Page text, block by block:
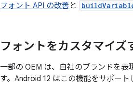
フォント API の改善 と
フォントをカスタマイズ
一部の OEM は、自社のブランドを
す。Android 12 はこの機能をサポー